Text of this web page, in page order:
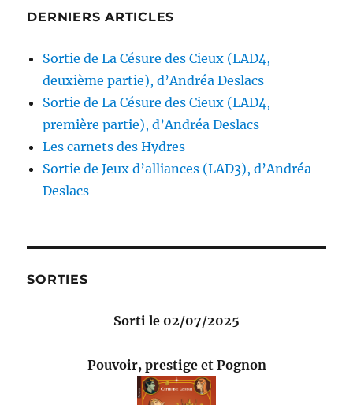
DERNIERS ARTICLES
Sortie de La Césure des Cieux (LAD4,
deuxième partie), d’Andréa Deslacs
Sortie de La Césure des Cieux (LAD4,
première partie), d’Andréa Deslacs
Les carnets des Hydres
Sortie de Jeux d’alliances (LAD3), d’Andréa
Deslacs
SORTIES
Sorti le 02/07/2025
Pouvoir, prestige et Pognon